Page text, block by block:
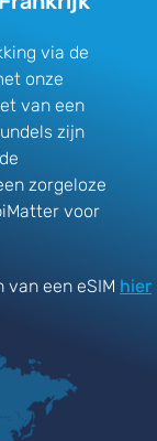
via de
onze
van een
zijn
zorgeloze
voor
een eSIM hier